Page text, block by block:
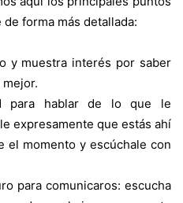
forma más detallada:
y muestra interés por saber
para hablar de lo que le
expresamente que estás ahí
el momento y escúchale con
para comunicaros: escucha